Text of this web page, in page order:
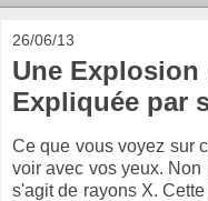
26/06/13
Une Explosion
Expliquée par
Ce que vous voyez sur
voir avec vos yeux. Non
s'agit de rayons X.